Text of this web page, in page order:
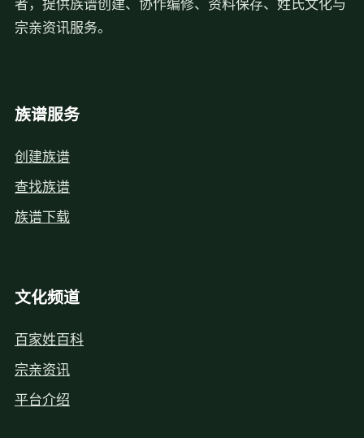
宗亲资讯服务。
族谱服务
创建族谱
查找族谱
族谱下载
文化频道
百家姓百科
宗亲资讯
平台介绍